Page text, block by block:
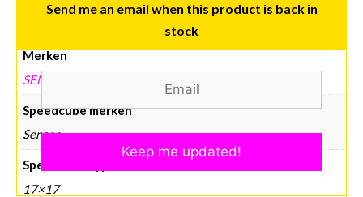
Merken
SENGSO
Speedcube merken
Sengso
Speedcube type
17×17
Send me an email when this product is back in
stock